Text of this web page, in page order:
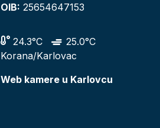
OIB: 25654647153
24.3°C
25.0°C
Korana/Karlovac
Web kamere u Karlovcu